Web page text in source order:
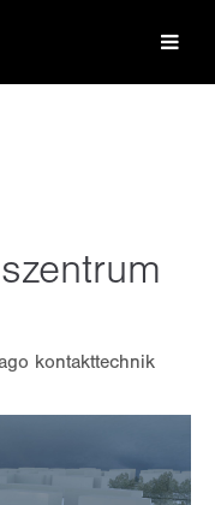
kontakttechnik